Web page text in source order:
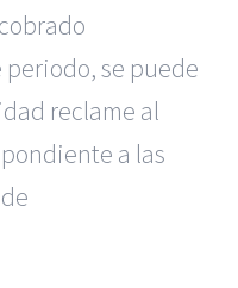
se puede
reclame al
a las